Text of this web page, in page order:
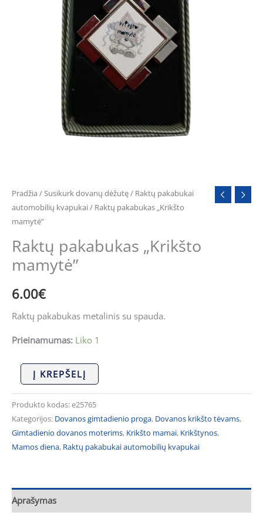
Pradžia /Susikurk dovanų dėžutę/ Raktų pakabukai
automobilių kvapukai/ Raktų pakabukas „Krikšto
mamytė”
Raktų pakabukas „Krikšto
mamytė”
6.00€
Raktų pakabukas metalinis su spauda.
Prieinamumas: Liko 1
Į KREPŠELĮ
Produkto kodas:e25765
Kategorijos: Dovanos gimtadienio proga, Dovanos krikšto tėvams,
Gimtadienio dovanos moterims, Krikšto mamai, Krikštynos,
Mamos diena, Raktų pakabukai automobilių kvapukai
Aprašymas